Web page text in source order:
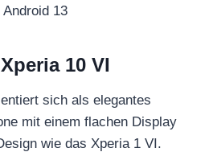
Android 13
10 VI
sich als elegantes
mit einem flachen Display
wie das Xperia 1 VI.